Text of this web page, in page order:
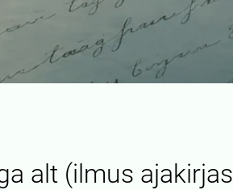
alt (ilmus ajakirjas